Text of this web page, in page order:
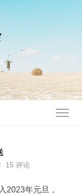
15 评论
2023年元旦，